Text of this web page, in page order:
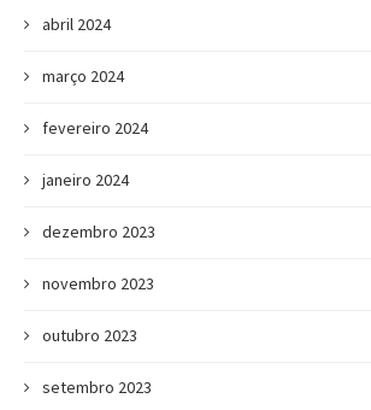
abril 2024
março 2024
fevereiro 2024
janeiro 2024
dezembro 2023
novembro 2023
outubro 2023
setembro 2023